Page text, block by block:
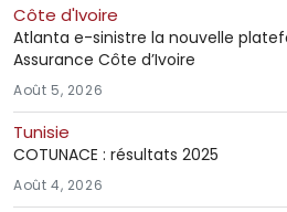
Côte d'Ivoire
Atlanta e-sinistre la nouvelle
Assurance Côte d’Ivoire
Août 5, 2026
Tunisie
COTUNACE : résultats 2025
Août 4, 2026